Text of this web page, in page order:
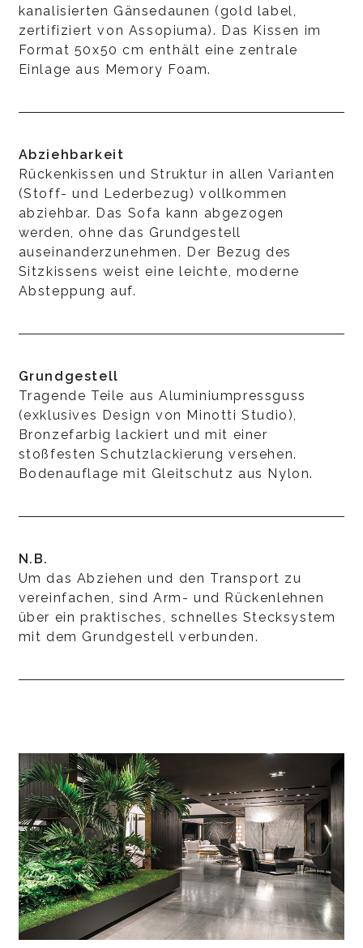
kanalisierten Gänsedaunen (gold label,
zertifiziert von Assopiuma). Das Kissen im
Format 50x50 cm enthält eine zentrale
Einlage aus Memory Foam.
Abziehbarkeit
Rückenkissen und Struktur in allen Varianten
(Stoff- und Lederbezug) vollkommen
abziehbar. Das Sofa kann abgezogen
werden, ohne das Grundgestell
auseinanderzunehmen. Der Bezug des
Sitzkissens weist eine leichte, moderne
Absteppung auf.
Grundgestell
Tragende Teile aus Aluminiumpressguss
(exklusives Design von Minotti Studio),
Bronzefarbig lackiert und mit einer
stoßfesten Schutzlackierung versehen.
Bodenauflage mit Gleitschutz aus Nylon.
N.B.
Um das Abziehen und den Transport zu
vereinfachen, sind Arm- und Rückenlehnen
über ein praktisches, schnelles Stecksystem
mit dem Grundgestell verbunden.